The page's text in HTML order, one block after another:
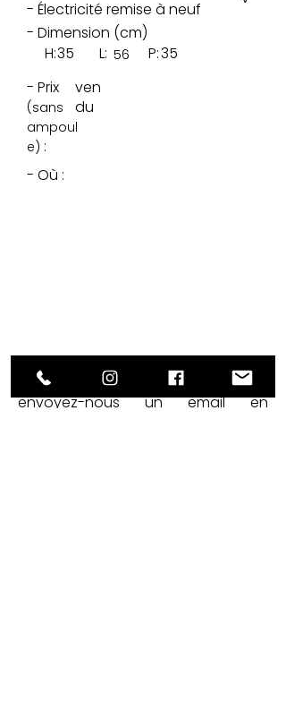
- Électricité remise à neuf
- Dimension (cm)
H:
L:
35 P:35
56
- Prix
(sans
ampoul
e) :
ven
du
- Où :
Livraison chez vous
envoyez-nous un email en